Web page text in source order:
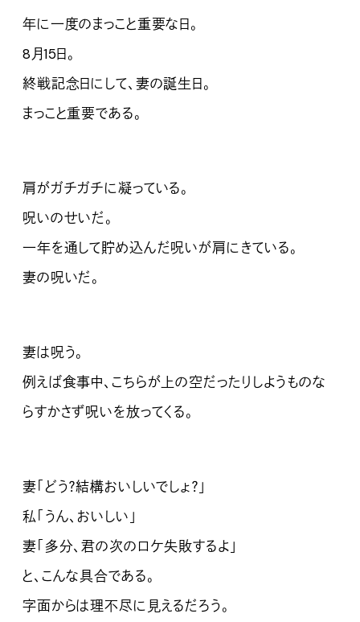
年に一度のまっこと重要な日。
8月15日。
終戦記念日にして、妻の誕生日。
まっこと重要である。
肩がガチガチに凝っている。
呪いのせいだ。
一年を通して貯め込んだ呪いが肩にきている。
妻の呪いだ。
妻は呪う。
例えば食事中、こちらが上の空だったりしようものな
らすかさず呪いを放ってくる。
妻「どう？結構おいしいでしょ？」
私「うん、おいしい」
妻「多分、君の次のロケ失敗するよ」
と、こんな具合である。
字面からは理不尽に見えるだろう。